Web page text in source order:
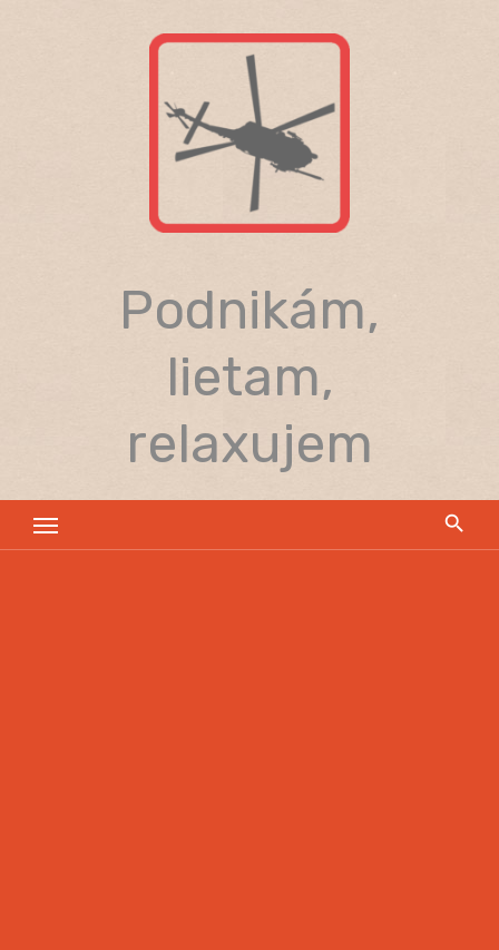
Podnikám,
lietam,
relaxujem